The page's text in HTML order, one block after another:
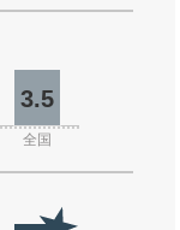
3.5
全国